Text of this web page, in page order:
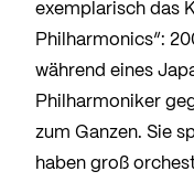
exemplarisch das
Philharmonics“:
während eines
Philharmoniker
zum Ganzen. Sie
haben groß